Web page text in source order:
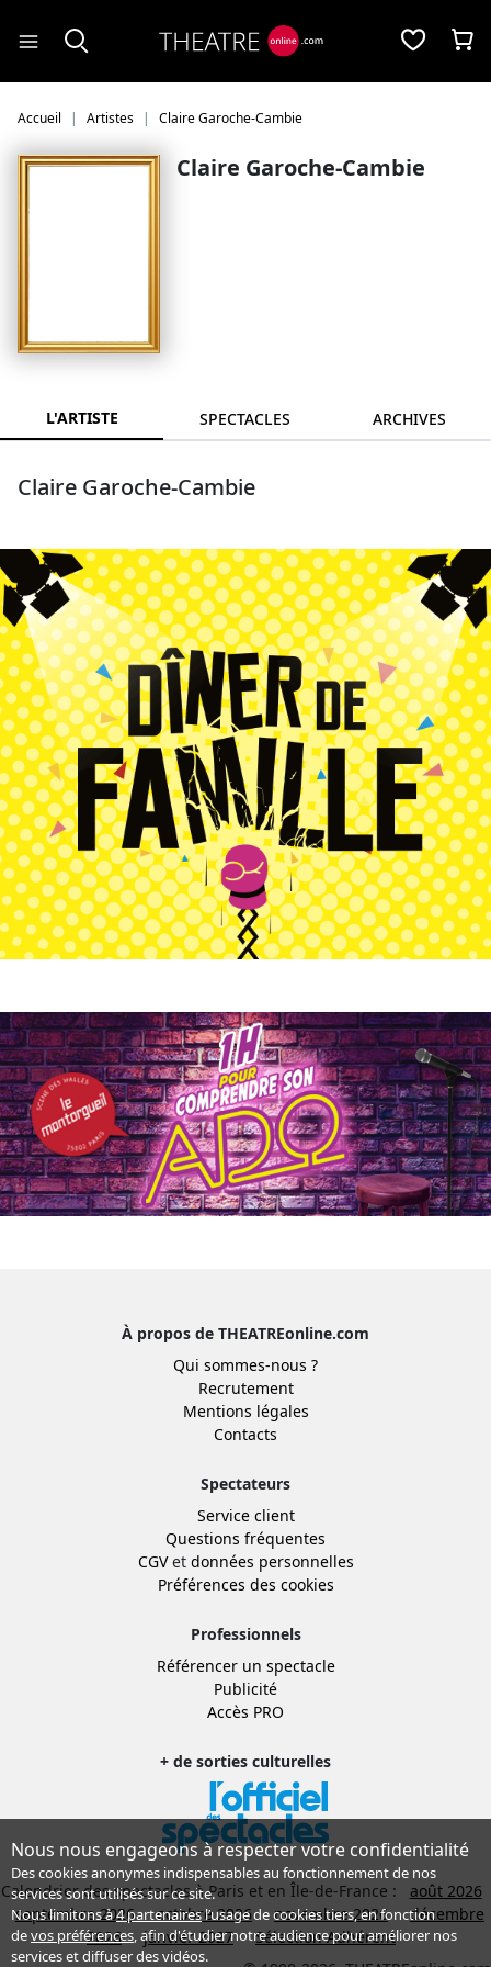
Accueil Artistes Claire Garoche-Cambie
Claire Garoche-Cambie
L'ARTISTE SPECTACLES ARCHIVES
Claire Garoche-Cambie
À propos de THEATREonline.com
Qui sommes-nous ?
Recrutement
Mentions légales
Contacts
Spectateurs
Service client
Questions fréquentes
CGVet données personnelles
Préférences des cookies
Professionnels
Référencer un spectacle
Publicité
Accès PRO
+ de sorties culturelles
Calendrier des spectacles à Paris et en Île-de-France :
août 2026
septembre 2026
octobre 2026 novembre 2026
décembre
2026
janvier 2027
Sélection Adhérent
Nous nous engageons à respecter votre confidentialité
Des cookies anonymes indispensables au fonctionnement de nos
services sont utilisés sur ce site.
Nous limitons à4 partenairesl’usage de cookies tiers, en fonction
devos préférences, afin d'étudier notre audience pour améliorer nos
services et diffuser des vidéos.